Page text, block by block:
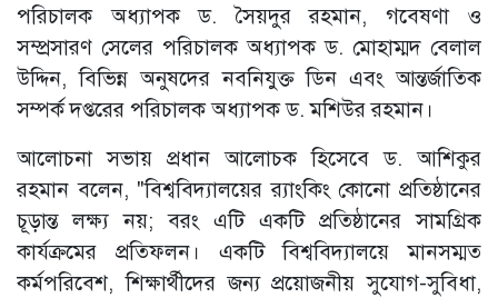
পরিচালক অধ্যাপক ড. সৈয়দুর রহমান, গবেষণা ও
সম্প্রসারণ সেলের পরিচালক অধ্যাপক ড. মোহাম্মদ বেলাল
উদ্দিন, বিভিন্ন অনুষদের নবনিযুক্ত ডিন এবং আন্তর্জাতিক
সম্পর্ক দপ্তরের পরিচালক অধ্যাপক ড. মশিউর রহমান।
আলোচনা সভায় প্রধান আলোচক হিসেবে ড. আশিকুর
রহমান বলেন, "বিশ্ববিদ্যালয়ের র‍্যাংকিং কোনো প্রতিষ্ঠানের
চূড়ান্ত লক্ষ্য নয়; বরং এটি একটি প্রতিষ্ঠানের সামগ্রিক
কার্যক্রমের প্রতিফলন। একটি বিশ্ববিদ্যালয়ে মানসম্মত
কর্মপরিবেশ, শিক্ষার্থীদের জন্য প্রয়োজনীয় সুযোগ-সুবিধা,